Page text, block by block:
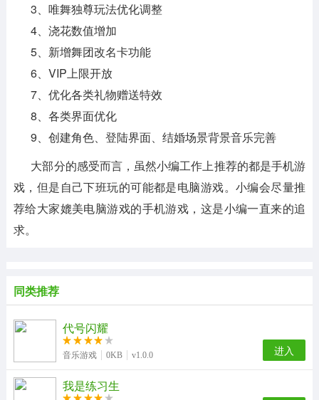
3、唯舞独尊玩法优化调整
4、浇花数值增加
5、新增舞团改名卡功能
6、VIP上限开放
7、优化各类礼物赠送特效
8、各类界面优化
9、创建角色、登陆界面、结婚场景背景音乐完善
大部分的感受而言，虽然小编工作上推荐的都是手机游
戏，但是自己下班玩的可能都是电脑游戏。小编会尽量推
荐给大家媲美电脑游戏的手机游戏，这是小编一直来的追
求。
同类推荐
代号闪耀
音乐游戏 0KB v1.0.0 进入
我是练习生